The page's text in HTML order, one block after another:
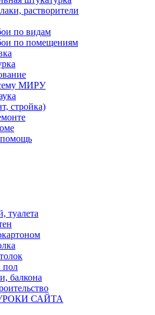
растворители
по видам
по помещениям
МИРУ
стройка)
туалета
пол
балкона
САЙТА